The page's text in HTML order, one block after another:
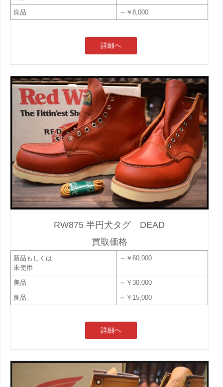
良品
～￥8,000
詳細へ
RW875 半円犬タグ DEAD
買取価格
新品もしくは
未使用
～￥60,000
美品
～￥30,000
良品
～￥15,000
詳細へ